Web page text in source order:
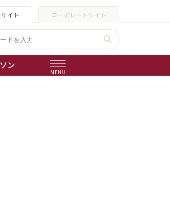
イト コーポレートサイト
ン
MENU